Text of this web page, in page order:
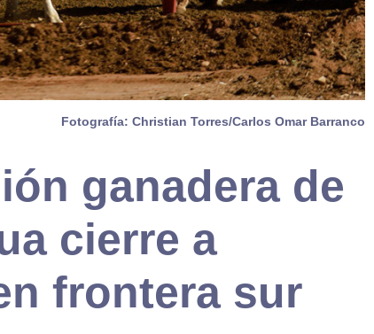
Fotografía: Christian Torres/Carlos Omar Barranco
ganadera de
cierre a
frontera sur